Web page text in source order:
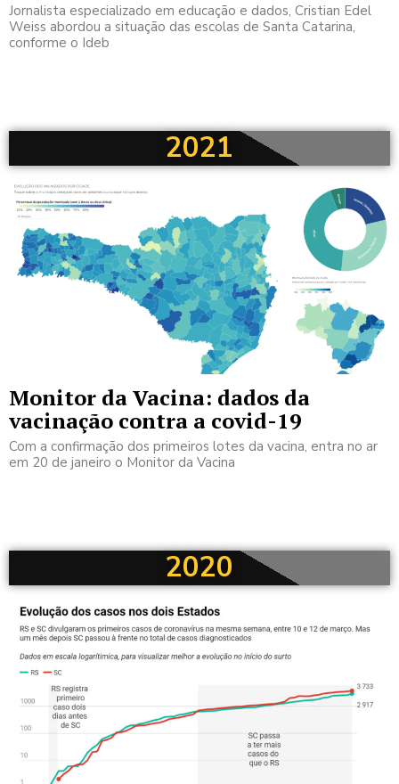
Jornalista especializado em educação e dados, Cristian Edel
Weiss abordou a situação das escolas de Santa Catarina,
conforme o Ideb
2021
Monitor da Vacina: dados da
vacinação contra a covid-19
Com a confirmação dos primeiros lotes da vacina, entra no ar
em 20 de janeiro o Monitor da Vacina
2020